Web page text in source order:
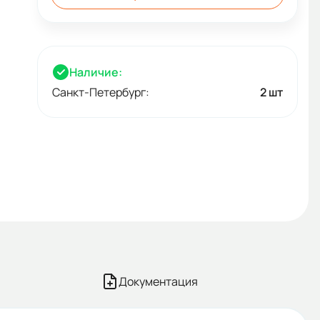
Наличие:
Санкт-Петербург:
2 шт
Документация